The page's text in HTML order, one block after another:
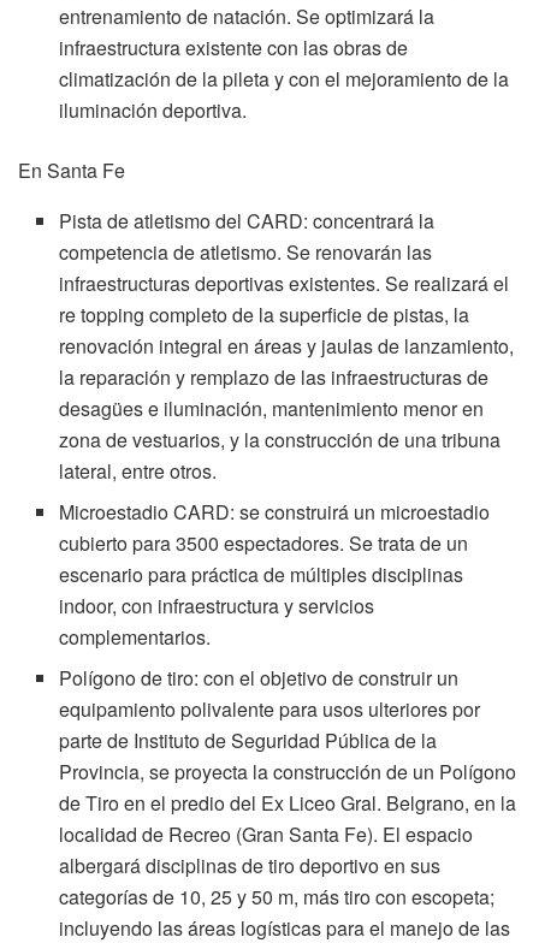
entrenamiento de natación. Se optimizará la
infraestructura existente con las obras de
climatización de la pileta y con el mejoramiento de la
iluminación deportiva.
En Santa Fe
Pista de atletismo del CARD: concentrará la
competencia de atletismo. Se renovarán las
infraestructuras deportivas existentes. Se realizará el
re topping completo de la superficie de pistas, la
renovación integral en áreas y jaulas de lanzamiento,
la reparación y remplazo de las infraestructuras de
desagües e iluminación, mantenimiento menor en
zona de vestuarios, y la construcción de una tribuna
lateral, entre otros.
Microestadio CARD: se construirá un microestadio
cubierto para 3500 espectadores. Se trata de un
escenario para práctica de múltiples disciplinas
indoor, con infraestructura y servicios
complementarios.
Polígono de tiro: con el objetivo de construir un
equipamiento polivalente para usos ulteriores por
parte de Instituto de Seguridad Pública de la
Provincia, se proyecta la construcción de un Polígono
de Tiro en el predio del Ex Liceo Gral. Belgrano, en la
localidad de Recreo (Gran Santa Fe). El espacio
albergará disciplinas de tiro deportivo en sus
categorías de 10, 25 y 50 m, más tiro con escopeta;
incluyendo las áreas logísticas para el manejo de las